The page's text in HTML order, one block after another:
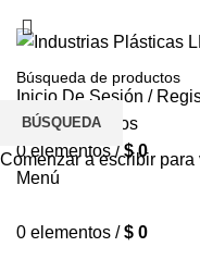
Inicio De Sesión /
Lista de deseos
0 elementos / $0
Menú
0 elementos / $ 0
BÚSQUEDA
Comenzar a escribir